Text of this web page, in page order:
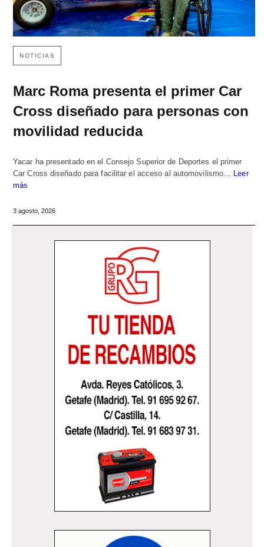
NOTICIAS
Marc Roma presenta el primer Car
Cross diseñado para personas con
movilidad reducida
Yacar ha presentado en el Consejo Superior de Deportes el primer
Car Cross diseñado para facilitar el acceso al automovilismo… Leer
más
3 agosto, 2026